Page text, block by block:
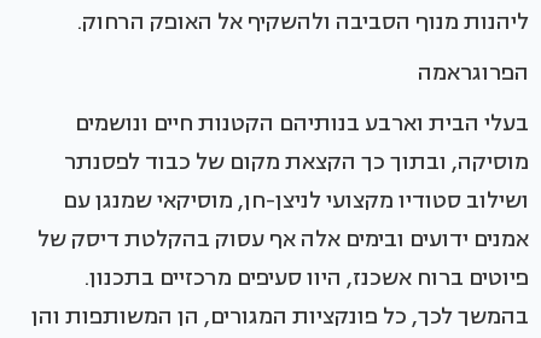
ליהנות מנוף הסביבה ולהשקיף אל האופק הרחוק.
הפרוגראמה
בעלי הבית וארבע בנותיהם הקטנות חיים ונושמים
מוסיקה, ובתוך כך הקצאת מקום של כבוד לפסנתר
ושילוב סטודיו מקצועי לניצן-חן, מוסיקאי שמנגן עם
אמנים ידועים ובימים אלה אף עסוק בהקלטת דיסק של
פיוטים ברוח אשכנז, היוו סעיפים מרכזיים בתכנון.
בהמשך לכך, כל פונקציות המגורים, הן המשותפות והן